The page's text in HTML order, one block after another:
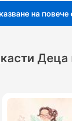
на повече
Деца